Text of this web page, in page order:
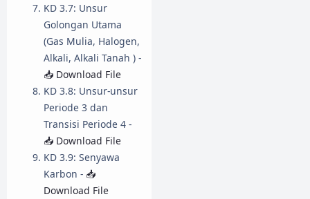
KD 3.7: Unsur
Golongan Utama
(Gas Mulia, Halogen,
Alkali, Alkali Tanah ) -
📥 Download File
KD 3.8: Unsur-unsur
Periode 3 dan
Transisi Periode 4 -
📥 Download File
KD 3.9: Senyawa
Karbon - 📥
Download File